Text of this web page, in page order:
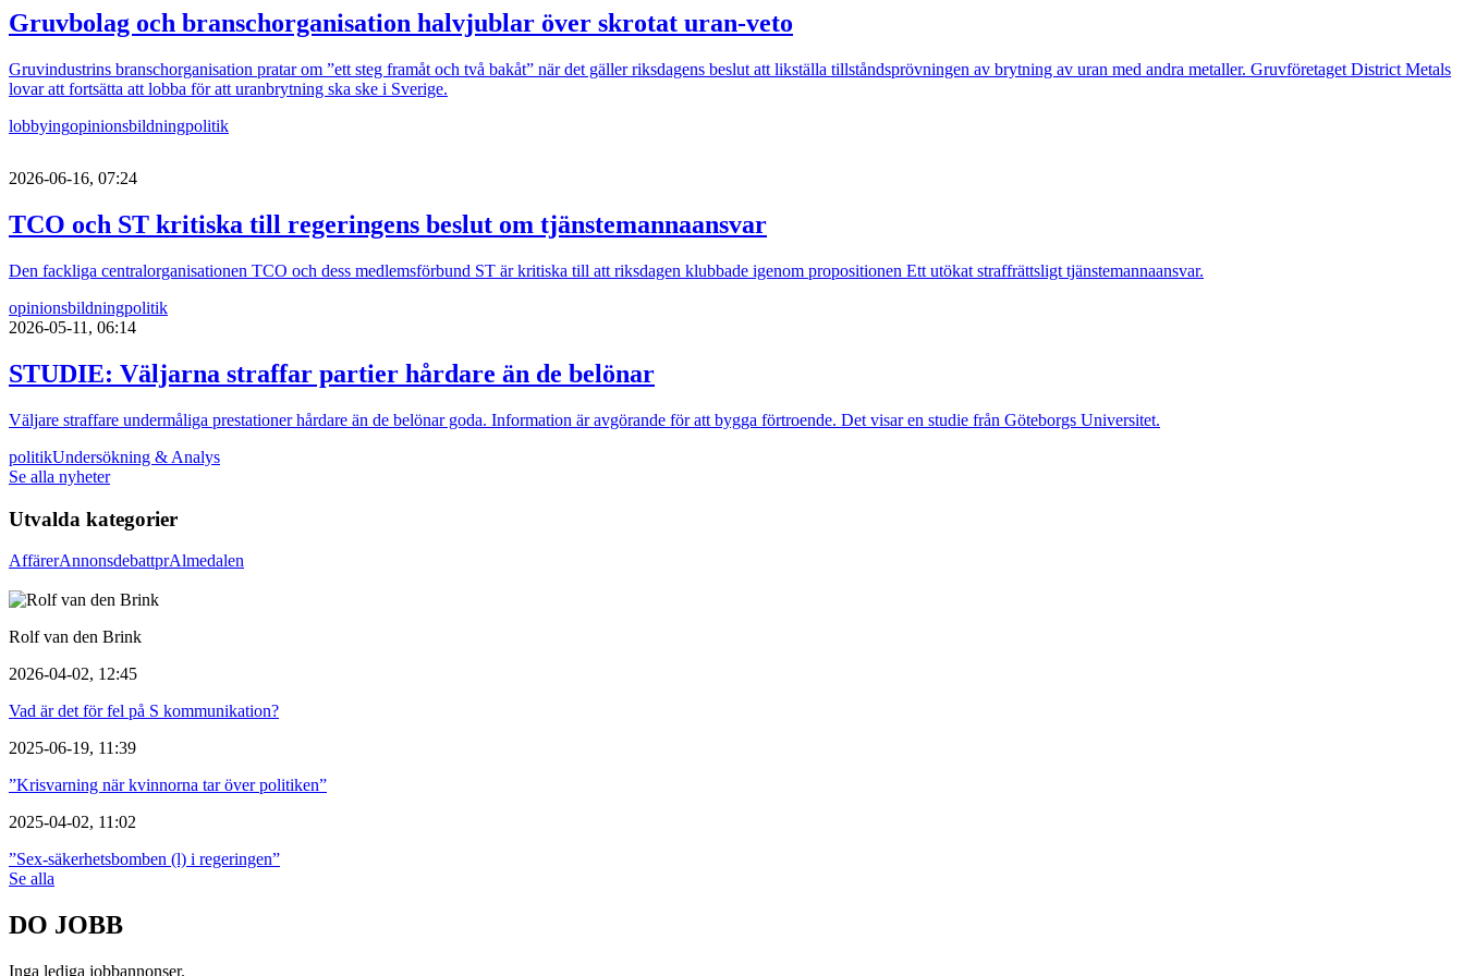
Gruvbolag och branschorganisation halvjublar över skrotat uran-veto
Gruvindustrins branschorganisation pratar om ”ett steg framåt och två bakåt” när det gäller riksdagens beslut att likställa tillståndsprövningen av brytning av uran med andra metaller. Gruvföretaget District Metals
lovar att fortsätta att lobba för att uranbrytning ska ske i Sverige.
lobbyingopinionsbildningpolitik
2026-06-16, 07:24
TCO och ST kritiska till regeringens beslut om tjänstemannaansvar
Den fackliga centralorganisationen TCO och dess medlemsförbund ST är kritiska till att riksdagen klubbade igenom propositionen Ett utökat straffrättsligt tjänstemannaansvar.
opinionsbildningpolitik
2026-05-11, 06:14
STUDIE: Väljarna straffar partier hårdare än de belönar
Väljare straffare undermåliga prestationer hårdare än de belönar goda. Information är avgörande för att bygga förtroende. Det visar en studie från Göteborgs Universitet.
politikUndersökning & Analys
Se alla nyheter
Utvalda kategorier
AffärerAnnonsdebattprAlmedalen
Rolf van den Brink
2026-04-02, 12:45
Vad är det för fel på S kommunikation?
2025-06-19, 11:39
”Krisvarning när kvinnorna tar över politiken”
2025-04-02, 11:02
”Sex-säkerhetsbomben (l) i regeringen”
Se alla
DO JOBB
Inga lediga jobbannonser.